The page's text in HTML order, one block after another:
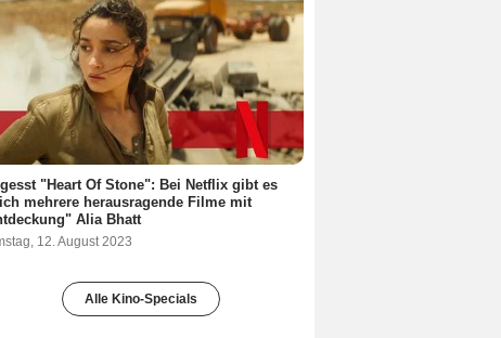
"Heart Of Stone": Bei Netflix gibt es
mehrere herausragende Filme mit
Alia Bhatt
12. August 2023
Alle Kino-Specials